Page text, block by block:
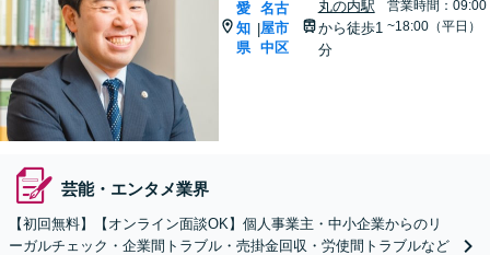
愛
知
県
|
名古
屋市
中区
丸の内駅
から徒歩1
分
営業時間：09:00
~18:00（平日）
芸能・エンタメ業界
【初回無料】【オンライン面談OK】個人事業主・中小企業からのリ
ーガルチェック・企業間トラブル・売掛金回収・労使間トラブルなど